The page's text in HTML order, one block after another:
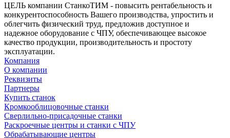
ЦЕЛЬ компании СтанкоТИМ - повысить рентабельность и
конкурентоспособность Вашего производства, упростить и
облегчить физический труд, предложив доступное и
надежное оборудование с ЧПУ, обеспечивающее высокое
качество продукции, производительность и простоту
эксплуатации.
Компания
О компании
Реквизиты
Партнеры
Купить станок
Кромкооблицовочные станки
Сверлильно-присадочные станки
Раскроечные центры и станки с ЧПУ
Обрабатывающие центры